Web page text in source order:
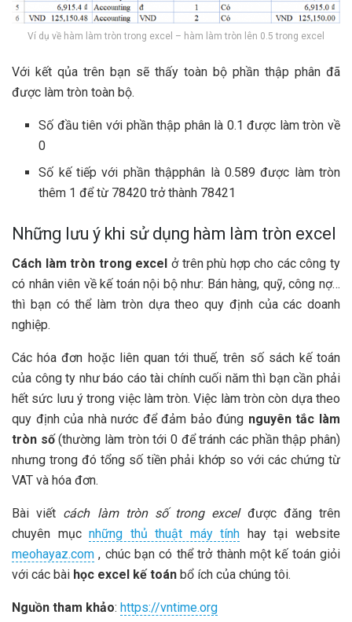
Ví dụ về hàm làm tròn trong excel – hàm làm tròn lên 0.5 trong excel
Với kết qủa trên bạn sẽ thấy toàn bộ phần thập phân đã
được làm tròn toàn bộ.
Số đầu tiên với phần thập phân là 0.1 được làm tròn về
0
Số kế tiếp với phần thậpphân là 0.589 được làm tròn
thêm 1 để từ 78420 trở thành 78421
Những lưu ý khi sử dụng hàm làm tròn excel
Cách làm tròn trong excel ở trên phù hợp cho các công ty
có nhân viên về kế toán nội bộ như: Bán hàng, quỹ, công nợ…
thì bạn có thể làm tròn dựa theo quy định của các doanh
nghiệp.
Các hóa đơn hoặc liên quan tới thuế, trên số sách kế toán
của công ty như báo cáo tài chính cuối năm thì bạn cần phải
hết sức lưu ý trong việc làm tròn. Việc làm tròn còn dựa theo
quy định của nhà nước để đảm bảo đúng nguyên tắc làm
tròn số(thường làm tròn tới 0 để tránh các phần thập phân)
nhưng trong đó tổng số tiền phải khớp so với các chứng từ
VAT và hóa đơn.
Bài viết cách làm tròn số trong excelđược đăng trên
chuyên mụcnhững thủ thuật máy tính hay tại website
meohayaz.com , chúc bạn có thể trở thành một kế toán giỏi
với các bài học excel kế toán bổ ích của chúng tôi.
Nguồn tham khảo: https://vntime.org